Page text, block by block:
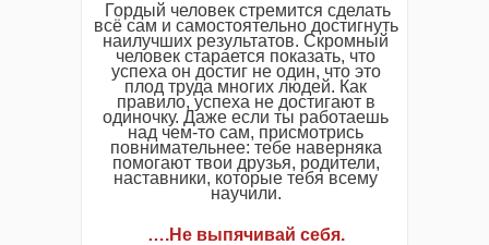
Гордый человек стремится сделать
всё сам и самостоятельно достигнуть
наилучших результатов. Скромный
человек старается показать, что
успеха он достиг не один, что это
плод труда многих людей. Как
правило, успеха не достигают в
одиночку. Даже если ты работаешь
над чем-то сам, присмотрись
повнимательнее: тебе наверняка
помогают твои друзья, родители,
наставники, которые тебя всему
научили.
….Не выпячивай себя.